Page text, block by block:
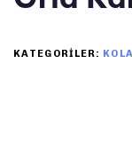
KATEGORILER: